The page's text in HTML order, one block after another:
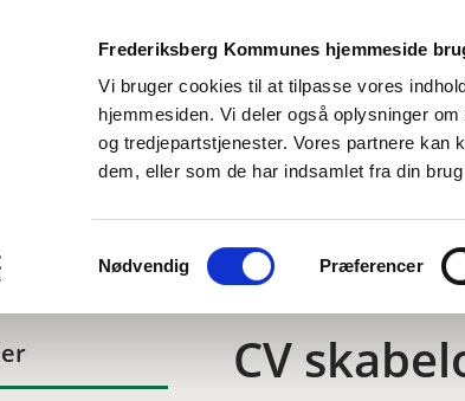
Frederiksberg Kommunes hjemmeside
Vi bruger cookies til at tilpasse vores
hjemmesiden. Vi deler også oplysninger
og tredjepartstjenester. Vores partnere kan
dem, eller som de har indsamlet fra din
Nødvendig Præferencer
Tilbage til
18-29 år CV skabeloner
CV